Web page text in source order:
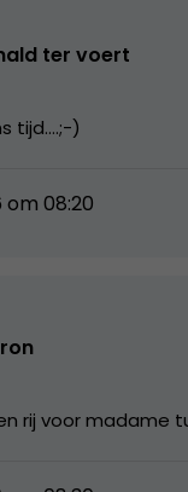
ter voert
tijd….;-)
08:20
rij voor madame